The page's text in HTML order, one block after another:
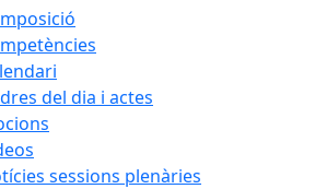
del dia i actes
sessions plenàries